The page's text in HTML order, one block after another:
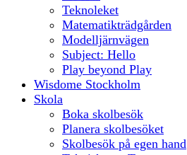
Teknoleket
Matematikträdgården
Modelljärnvägen
Subject: Hello
Play beyond Play
Wisdome Stockholm
Skola
Boka skolbesök
Planera skolbesöket
Skolbesök på egen hand